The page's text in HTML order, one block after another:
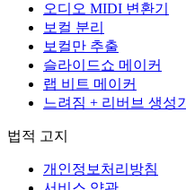
오디오 MIDI 변환기
보컬 분리
보컬만 추출
슬라이드쇼 메이커
랩 비트 메이커
느려짐 + 리버브 생성기
법적 고지
개인정보처리방침